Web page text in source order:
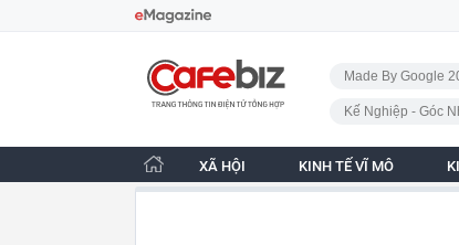
CafeBiz - Trang chủ
Made By Google
Kế Nghiệp - Góc
XÃ HỘI KINH TẾ VĨ MÔ